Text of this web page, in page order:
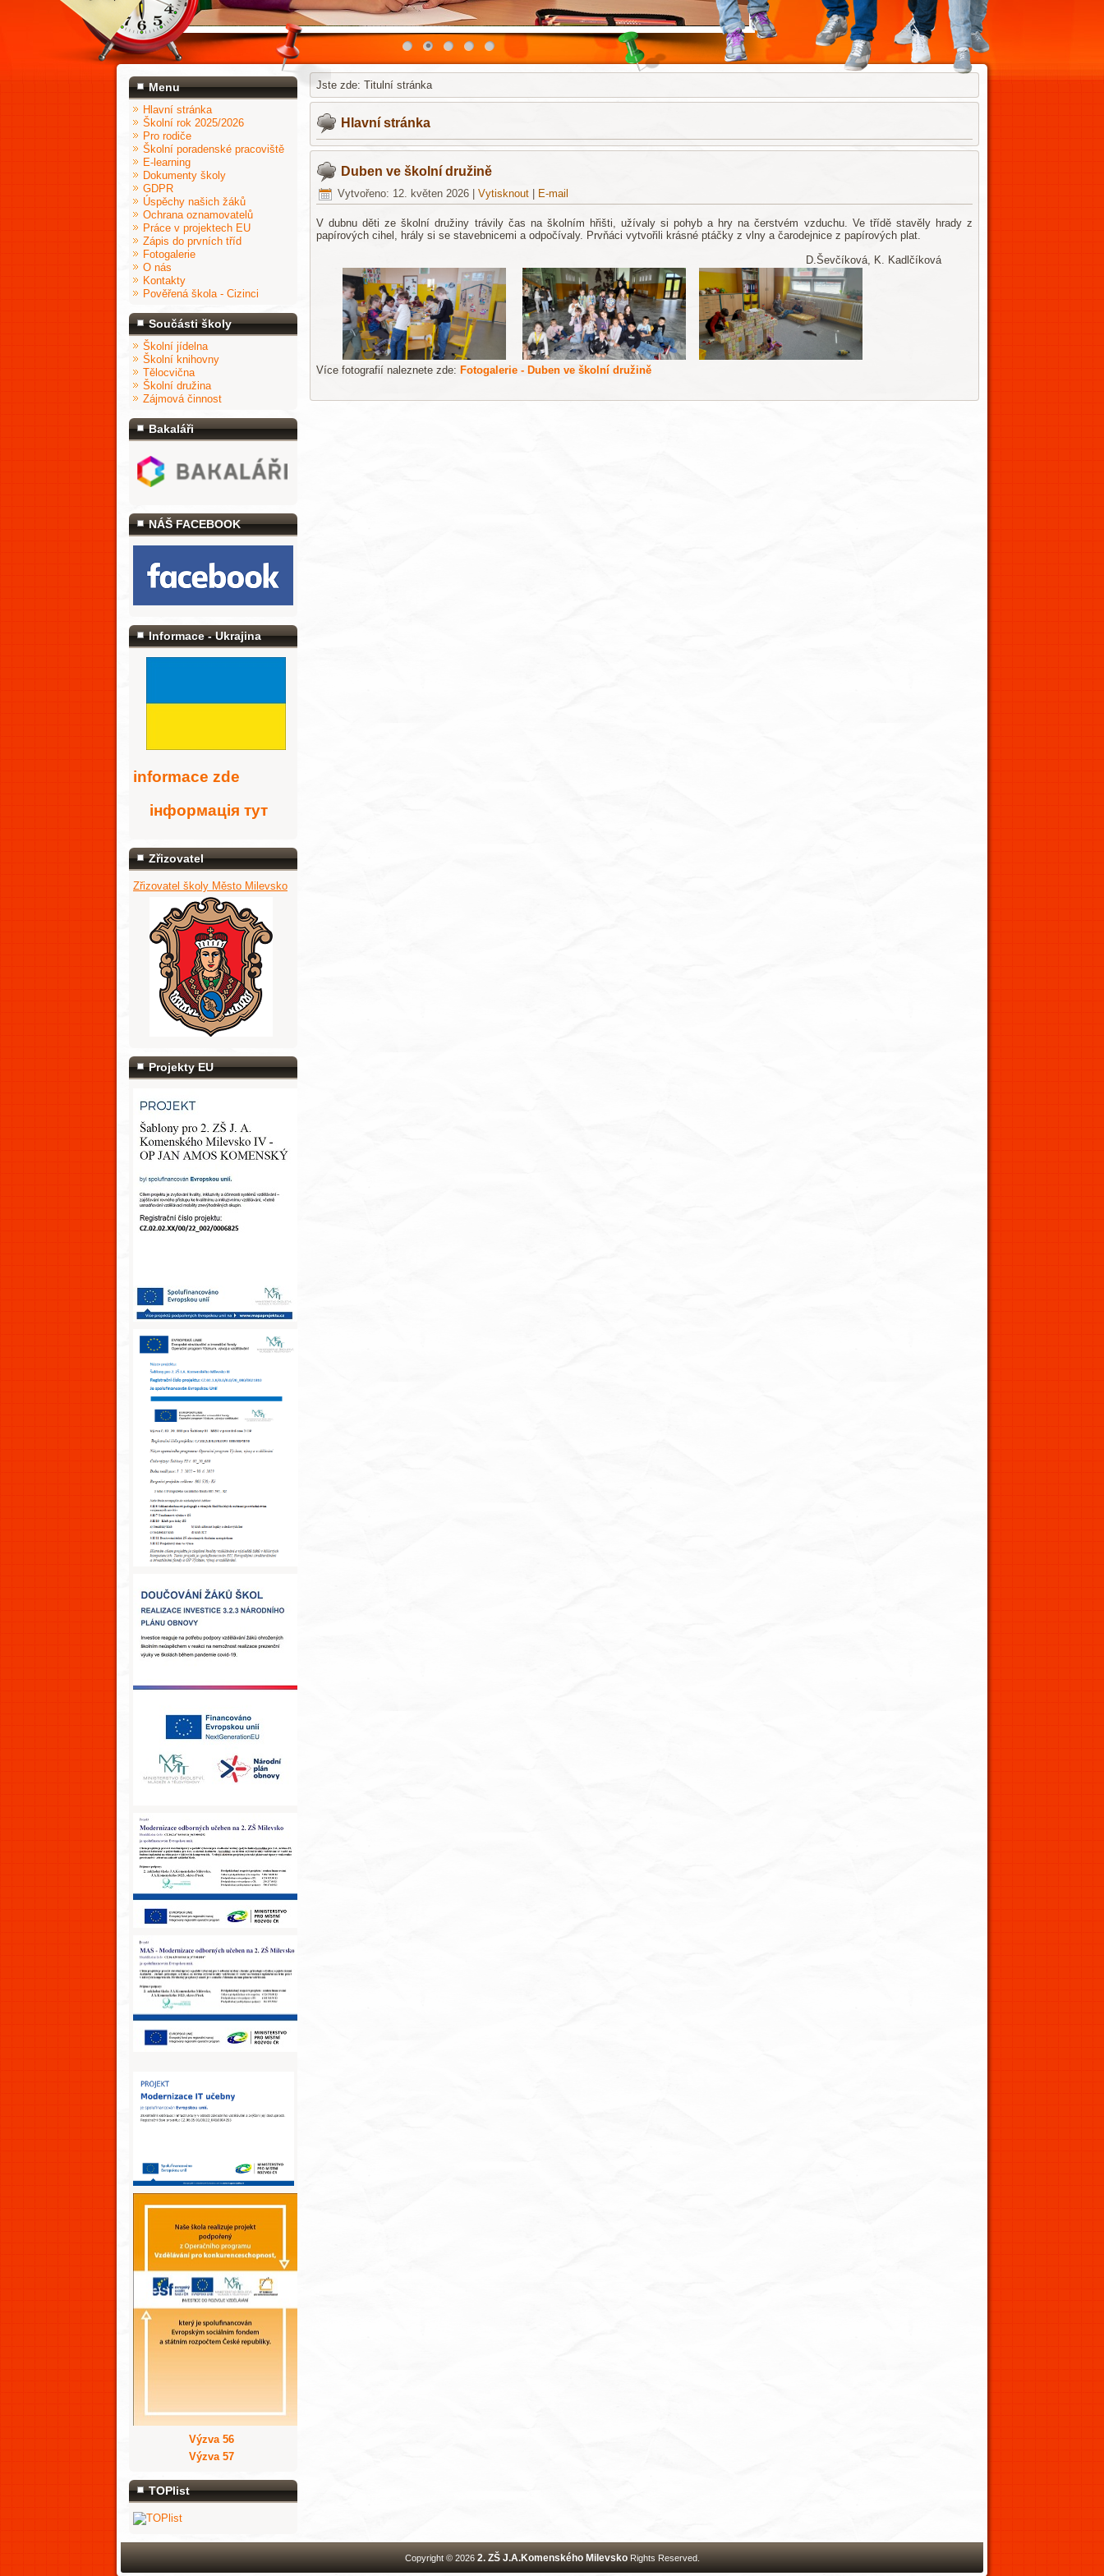
Menu
Hlavní stránka
Školní rok 2025/2026
Pro rodiče
Školní poradenské pracoviště
E-learning
Dokumenty školy
GDPR
Úspěchy našich žáků
Ochrana oznamovatelů
Práce v projektech EU
Zápis do prvních tříd
Fotogalerie
O nás
Kontakty
Pověřená škola - Cizinci
Součásti školy
Školní jídelna
Školní knihovny
Tělocvična
Školní družina
Zájmová činnost
Bakaláři
NÁŠ FACEBOOK
Informace - Ukrajina
informace zde
інформація тут
Zřizovatel
Zřizovatel školy Město Milevsko
Projekty EU
Výzva 56
Výzva 57
TOPlist
Jste zde: Titulní stránka
Hlavní stránka
Duben ve školní družině
Vytvořeno: 12. květen 2026 Vytisknout E-mail
V dubnu děti ze školní družiny trávily čas na školním hřišti, užívaly si pohyb a hry na čerstvém vzduchu. Ve třídě stavěly hrady z
papírových cihel, hrály si se stavebnicemi a odpočívaly. Prvňáci vytvořili krásné ptáčky z vlny a čarodejnice z papírových plat.
D.Ševčíková, K. Kadlčíková
Více fotografií naleznete zde: Fotogalerie - Duben ve školní družině
Copyright © 2026 2. ZŠ J.A.Komenského MilevskoRights Reserved.